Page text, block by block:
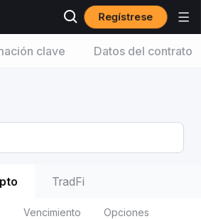
Regístrese
clave Datos del contrato
TradFi
Vencimiento Opciones